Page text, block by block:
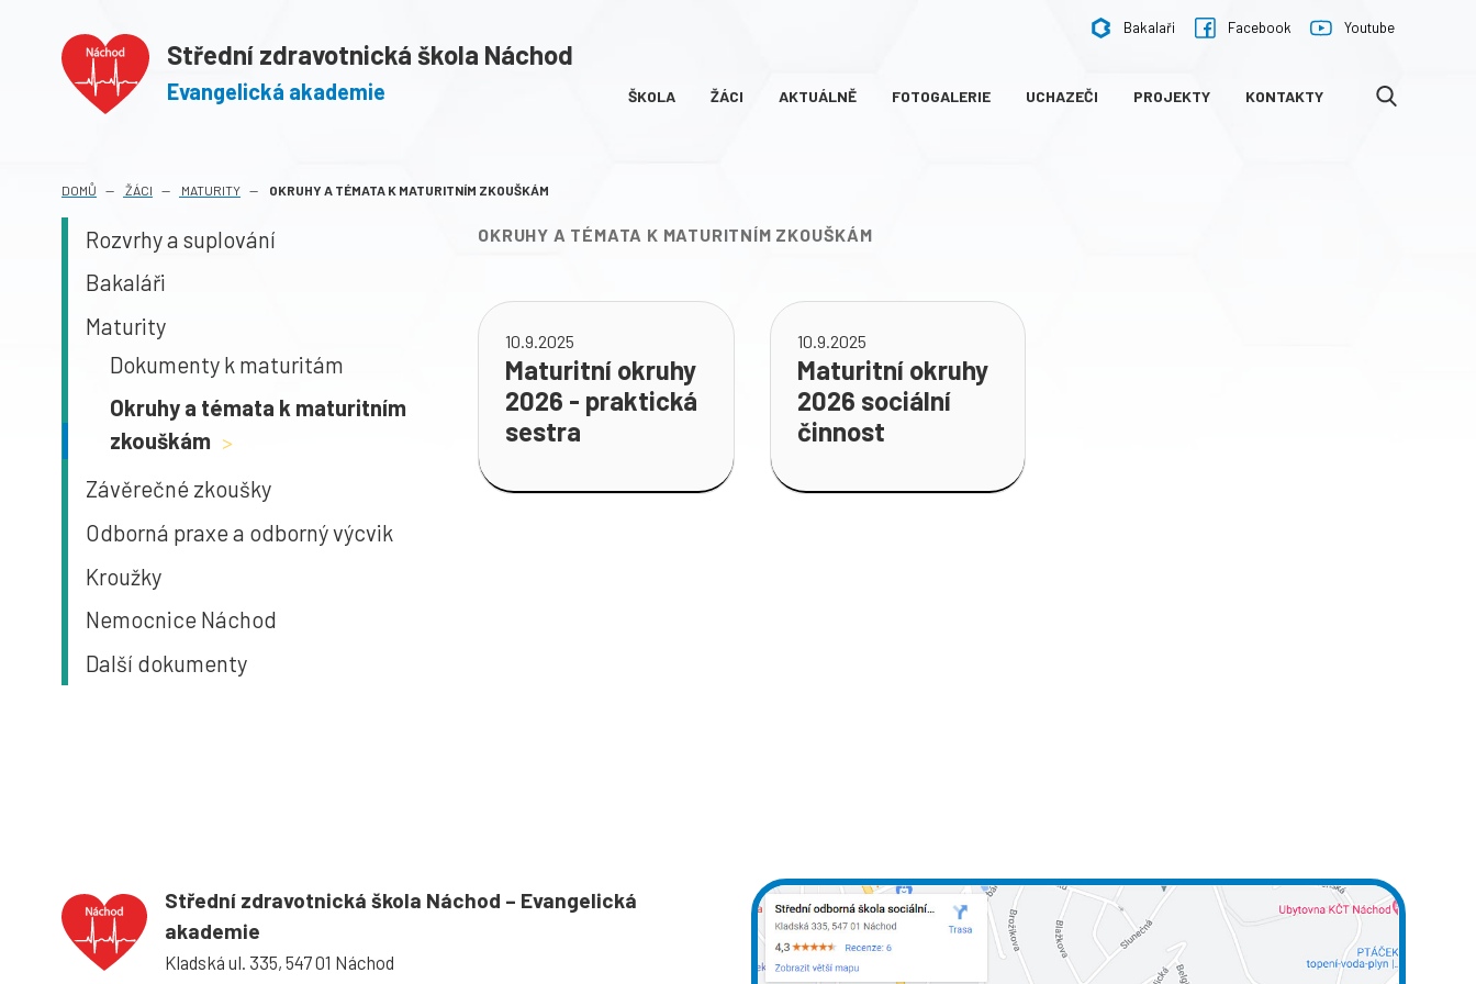
Bakalaři Facebook Youtube
Střední zdravotnická škola Náchod
Evangelická akademie ŠKOLA ŽÁCI AKTUÁLNĚ FOTOGALERIE UCHAZEČI PROJEKTY KONTAKTY
VYHLEDÁVÁNÍ
DOMŮ ŽÁCI MATURITY OKRUHY A TÉMATA K MATURITNÍM ZKOUŠKÁM
Rozvrhy a suplování
Bakaláři
Maturity
Dokumenty k maturitám
Okruhy a témata k maturitním
zkouškám
>
Závěrečné zkoušky
Odborná praxe a odborný výcvik
Kroužky
Nemocnice Náchod
Další dokumenty
OKRUHY A TÉMATA K MATURITNÍM ZKOUŠKÁM
10.9.2025
Maturitní okruhy
2026 - praktická
sestra
10.9.2025
Maturitní okruhy
2026 sociální
činnost
Střední zdravotnická škola Náchod – Evangelická
akademie
Kladská ul. 335, 547 01 Náchod